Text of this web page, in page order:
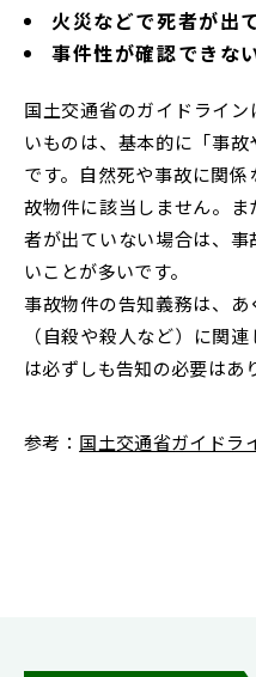
火災などで死者が出
事件性が確認できな
国土交通省のガイドライ
いものは、基本的に「事故
です。自然死や事故に関
故物件に該当しません。
者が出ていない場合は、
いことが多いです。
事故物件の告知義務は、
（自殺や殺人など）に関
は必ずしも告知の必要はあ
参考： 国土交通省ガイドラ